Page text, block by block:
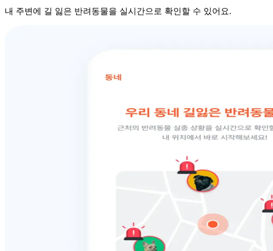
내 주변에 길 잃은 반려동물을 실시간으로 확인할 수 있어요.